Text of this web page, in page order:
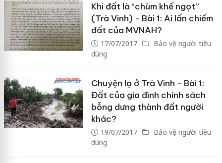
Khi đất là “chùm khế ngọt”
(Trà Vinh) - Bài 1: Ai lấn chiếm
đất của MVNAH?
17/07/2017
Bảo vệ người tiêu
dùng
Chuyện lạ ở Trà Vinh - Bài 1:
Đất của gia đình chính sách
bỗng dưng thành đất người
khác?
19/07/2017
Bảo vệ người tiêu
dùng